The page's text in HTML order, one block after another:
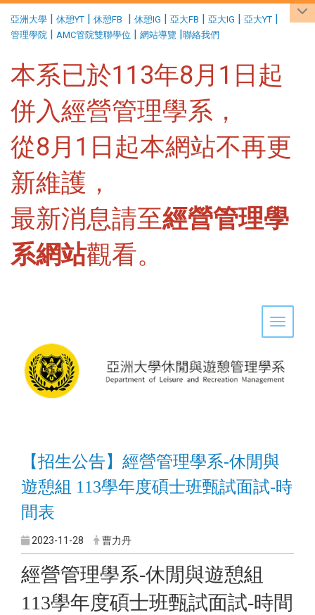
亞洲大學 | 休憩YT | 休憩FB | 休憩IG | 亞大FB | 亞大IG | 亞大YT |
管理學院 | AMC管院雙聯學位 | 網站導覽 |聯絡我們
本系已於113年8月1日起
併入經營管理學系，
從8月1日起本網站不再更
新維護，
最新消息請至經營管理學
系網站觀看。
Toggle
【招生公告】經營管理學系-休閒與
遊憩組 113學年度碩士班甄試面試-時
間表
2023-11-28 曹力丹
經營管理學系-休閒與遊憩組
113學年度碩士班甄試面試-時間